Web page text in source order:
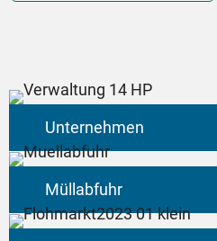
Unternehmen
Müllabfuhr